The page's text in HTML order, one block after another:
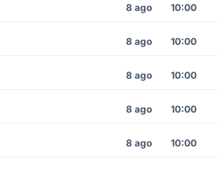
8 ago 10:00
8 ago 10:00
8 ago 10:00
8 ago 10:00
8 ago 10:00